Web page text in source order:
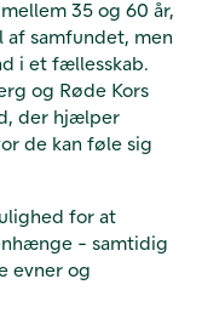
35 og 60 år,
af samfundet, men
i et fællesskab.
og Røde Kors
der hjælper
de kan føle sig
for at
- samtidig
evner og